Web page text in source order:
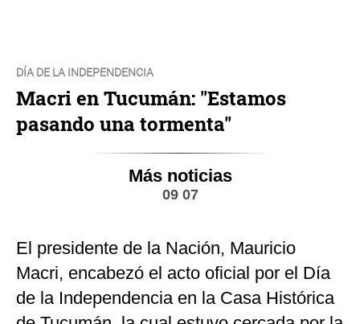
DÍA DE LA INDEPENDENCIA
Macri en Tucumán: "Estamos
pasando una tormenta"
Más noticias
09 07
El presidente de la Nación, Mauricio
Macri, encabezó el acto oficial por el Día
de la Independencia en la Casa Histórica